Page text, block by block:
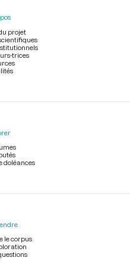
projet
trices
doléances
le corpus